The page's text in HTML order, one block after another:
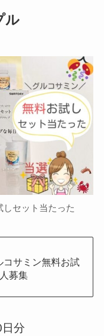
ル
セット当たった
コサミン無料お試
募集
分